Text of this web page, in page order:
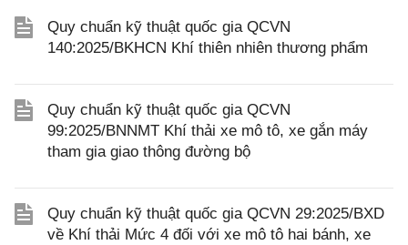
Quy chuẩn kỹ thuật quốc gia QCVN
140:2025/BKHCN Khí thiên nhiên thương phẩm
Quy chuẩn kỹ thuật quốc gia QCVN
99:2025/BNNMT Khí thải xe mô tô, xe gắn máy
tham gia giao thông đường bộ
Quy chuẩn kỹ thuật quốc gia QCVN 29:2025/BXD
về Khí thải Mức 4 đối với xe mô tô hai bánh, xe